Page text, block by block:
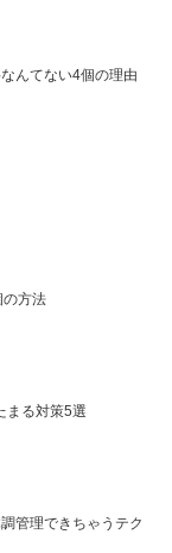
んてない4個の理由
の方法
まる対策5選
管理できちゃうテク